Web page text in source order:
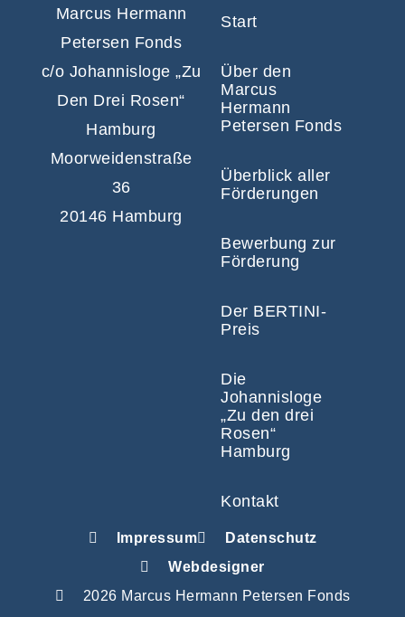
Marcus Hermann
Petersen Fonds
c/o Johannisloge „Zu
Den Drei Rosen“
Hamburg
Moorweidenstraße
36
20146 Hamburg
Start
Über den
Marcus
Hermann
Petersen Fonds
Überblick aller
Förderungen
Bewerbung zur
Förderung
Der BERTINI-
Preis
Die
Johannisloge
„Zu den drei
Rosen“
Hamburg
Kontakt
Impressum
Datenschutz
Webdesigner
2026 Marcus Hermann Petersen Fonds